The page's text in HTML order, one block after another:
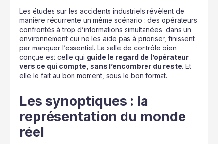
Les études sur les accidents industriels révèlent de
manière récurrente un même scénario : des opérateurs
confrontés à trop d’informations simultanées, dans un
environnement qui ne les aide pas à prioriser, finissent
par manquer l’essentiel. La salle de contrôle bien
conçue est celle qui guide le regard de l’opérateur
vers ce qui compte, sans l’encombrer du reste. Et
elle le fait au bon moment, sous le bon format.
Les synoptiques : la
représentation du monde
réel